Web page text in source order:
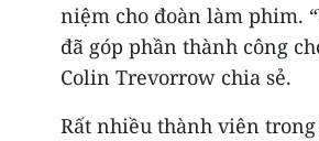
niệm cho đoàn làm phim.
đã góp phần thành công
Colin Trevorrow chia sẻ.
Rất nhiều thành viên